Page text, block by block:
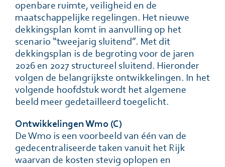
openbare ruimte, veiligheid en de
maatschappelijke regelingen. Het nieuwe
dekkingsplan komt in aanvulling op het
scenario “tweejarig sluitend”. Met dit
dekkingsplan is de begroting voor de jaren
2026 en 2027 structureel sluitend. Hieronder
volgen de belangrijkste ontwikkelingen. In het
volgende hoofdstuk wordt het algemene
beeld meer gedetailleerd toegelicht.
Ontwikkelingen Wmo (C)
De Wmo is een voorbeeld van één van de
gedecentraliseerde taken vanuit het Rijk
waarvan de kosten stevig oplopen en